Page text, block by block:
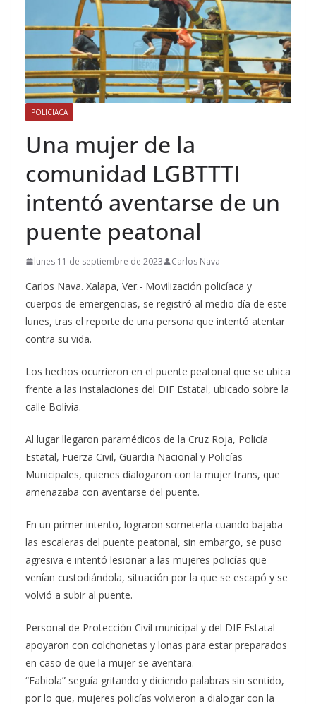
POLICIACA
Una mujer de la
comunidad LGBTTTI
intentó aventarse de un
puente peatonal
lunes 11 de septiembre de 2023 Carlos Nava
Carlos Nava. Xalapa, Ver.- Movilización policíaca y
cuerpos de emergencias, se registró al medio día de este
lunes, tras el reporte de una persona que intentó atentar
contra su vida.
Los hechos ocurrieron en el puente peatonal que se ubica
frente a las instalaciones del DIF Estatal, ubicado sobre la
calle Bolivia.
Al lugar llegaron paramédicos de la Cruz Roja, Policía
Estatal, Fuerza Civil, Guardia Nacional y Policías
Municipales, quienes dialogaron con la mujer trans, que
amenazaba con aventarse del puente.
En un primer intento, lograron someterla cuando bajaba
las escaleras del puente peatonal, sin embargo, se puso
agresiva e intentó lesionar a las mujeres policías que
venían custodiándola, situación por la que se escapó y se
volvió a subir al puente.
Personal de Protección Civil municipal y del DIF Estatal
apoyaron con colchonetas y lonas para estar preparados
en caso de que la mujer se aventara.
“Fabiola” seguía gritando y diciendo palabras sin sentido,
por lo que, mujeres policías volvieron a dialogar con la